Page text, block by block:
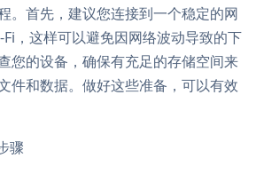
。首先，建议您连接到一个稳定的网
，这样可以避免因网络波动导致的下
您的设备，确保有充足的存储空间来
件和数据。做好这些准备，可以有效
骤